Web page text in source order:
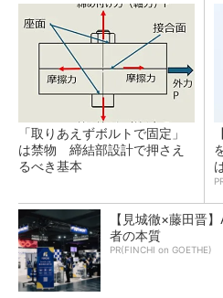
「取りあえずボルトで固定」
は禁物 締結部設計で押さえ
るべき基本
【見城徹×藤田晋
者の本質
PR(FINCHI on GOETHE)